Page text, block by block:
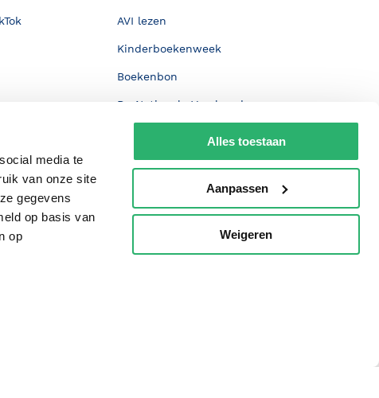
media te
van onze site
gegevens
op basis van
op
Alles toestaan
Aanpassen
Weigeren
AVI lezen
Kinderboekenweek
Boekenbon
De Nationale Voorleesdagen
Wet op de Vaste Boekenprijs